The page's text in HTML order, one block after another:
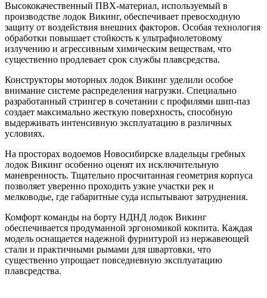
Высококачественный ПВХ-материал, используемый в
производстве лодок Викинг, обеспечивает превосходную
защиту от воздействия внешних факторов. Особая технология
обработки повышает стойкость к ультрафиолетовому
излучению и агрессивным химическим веществам, что
существенно продлевает срок службы плавсредства.
Конструкторы моторных лодок Викинг уделили особое
внимание системе распределения нагрузки. Специально
разработанный стрингер в сочетании с профилями шип-паз
создает максимально жесткую поверхность, способную
выдерживать интенсивную эксплуатацию в различных
условиях.
На просторах водоемов Новосибирске владельцы гребных
лодок Викинг особенно оценят их исключительную
маневренность. Тщательно просчитанная геометрия корпуса
позволяет уверенно проходить узкие участки рек и
мелководье, где габаритные суда испытывают затруднения.
Комфорт команды на борту НДНД лодок Викинг
обеспечивается продуманной эргономикой кокпита. Каждая
модель оснащается надежной фурнитурой из нержавеющей
стали и практичными рымами для швартовки, что
существенно упрощает повседневную эксплуатацию
плавсредства.